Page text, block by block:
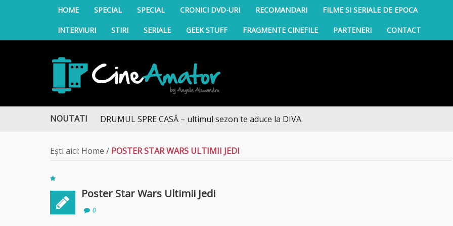
HOME SPECIAL SPECIAL CRONICI DVD-URI RECOMANDARI FILME SI SERIALE DE EPOCA
INTERVIURI STIRI SERIALE GEEK STUFF FRAGMENTE CINEFILE PARTENERI CONTACT
CineAmator
NOUTATIDRUMUL SPRE CASĂ – ultimul sezon te aduce la DIVA
Ești aici: Home / POSTER STAR WARS ULTIMII JEDI
Poster Star Wars Ultimii Jedi
0